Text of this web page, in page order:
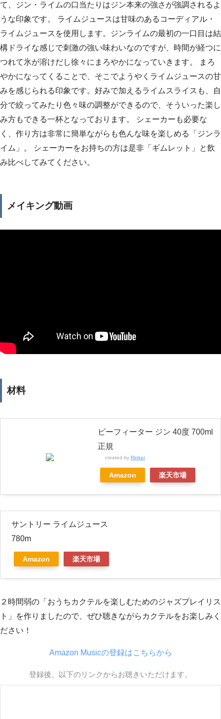
て、ジン・ライムの口当たりはジン本来の強さが強調されるよ
うな印象です。 ライムジュースは甘味のあるコーディアル・
ライムジュースを使用します。ジンライムの最初の一口目は結
構ドライな感じで刺激の強い味わいなのですが、時間が経つに
つれて氷が溶けだし徐々にまろやかになっていきます。 まろ
やかになってくることで、そこでようやくライムジュースの甘
みを感じられる印象です。好みで加えるライムスライスも、自
分で絞ってみたり色々味の調整ができるので、そういった楽し
み方もできる一杯となっております。 シェーカーも必要な
く、作り方は非常に簡単ながらも色んな味を楽しめる「ジンラ
イム」。 シェーカーをお持ちの方は是非「ギムレット」と飲
み比べしてみてください。
メイキング動画
材料
ビーフィーター ジン 40度 700ml
正規
created by Rinker
Amazon 楽天市場
サントリー ライムジュース
780m
Amazon 楽天市場
２時間弱の「おうちカクテルを楽しむためのジャズプレイリス
ト」を作りましたので、ぜひ聴きながらカクテルをお楽しみく
ださい！
Amazon Musicの登録はこちらから
登録後、以下のリンクからお聴きいただけます。